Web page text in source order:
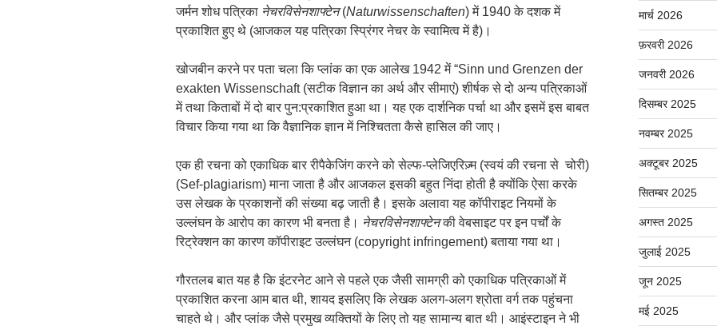
जर्मन शोध पत्रिका नेचरविसेनशाफ्टेन(Naturwissenschaften) में 1940 के दशक में
प्रकाशित हुए थे (आजकल यह पत्रिका स्प्रिंगर नेचर के स्वामित्व में है)।
खोजबीन करने पर पता चला कि प्लांक का एक आलेख 1942 में “Sinn und Grenzen der
exakten Wissenschaft (सटीक विज्ञान का अर्थ और सीमाएं) शीर्षक से दो अन्य पत्रिकाओं
में तथा किताबों में दो बार पुन:प्रकाशित हुआ था। यह एक दार्शनिक पर्चा था और इसमें इस बाबत
विचार किया गया था कि वैज्ञानिक ज्ञान में निश्चितता कैसे हासिल की जाए।
एक ही रचना को एकाधिक बार रीपैकेजिंग करने को सेल्फ-प्लेजिएरिज़्म (स्वयं की रचना से चोरी)
(Sef-plagiarism) माना जाता है और आजकल इसकी बहुत निंदा होती है क्योंकि ऐसा करके
उस लेखक के प्रकाशनों की संख्या बढ़ जाती है। इसके अलावा यह कॉपीराइट नियमों के
उल्लंघन के आरोप का कारण भी बनता है। नेचरविसेनशाफ्टेनकी वेबसाइट पर इन पर्चों के
रिट्रेक्शन का कारण कॉपीराइट उल्लंघन (copyright infringement) बताया गया था।
गौरतलब बात यह है कि इंटरनेट आने से पहले एक जैसी सामग्री को एकाधिक पत्रिकाओं में
प्रकाशित करना आम बात थी, शायद इसलिए कि लेखक अलग-अलग श्रोता वर्ग तक पहुंचना
चाहते थे। और प्लांक जैसे प्रमुख व्यक्तियों के लिए तो यह सामान्य बात थी। आइंस्टाइन ने भी
मार्च 2026
फ़रवरी 2026
जनवरी 2026
दिसम्बर 2025
नवम्बर 2025
अक्टूबर 2025
सितम्बर 2025
अगस्त 2025
जुलाई 2025
जून 2025
मई 2025